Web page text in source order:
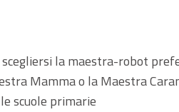
la maestra-robot
Mamma o la Maestra
scuole primarie